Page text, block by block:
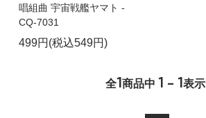
唱組曲 宇宙戦艦ヤマト -
CQ-7031
499円(税込549円)
全1商品中 1 - 1表示